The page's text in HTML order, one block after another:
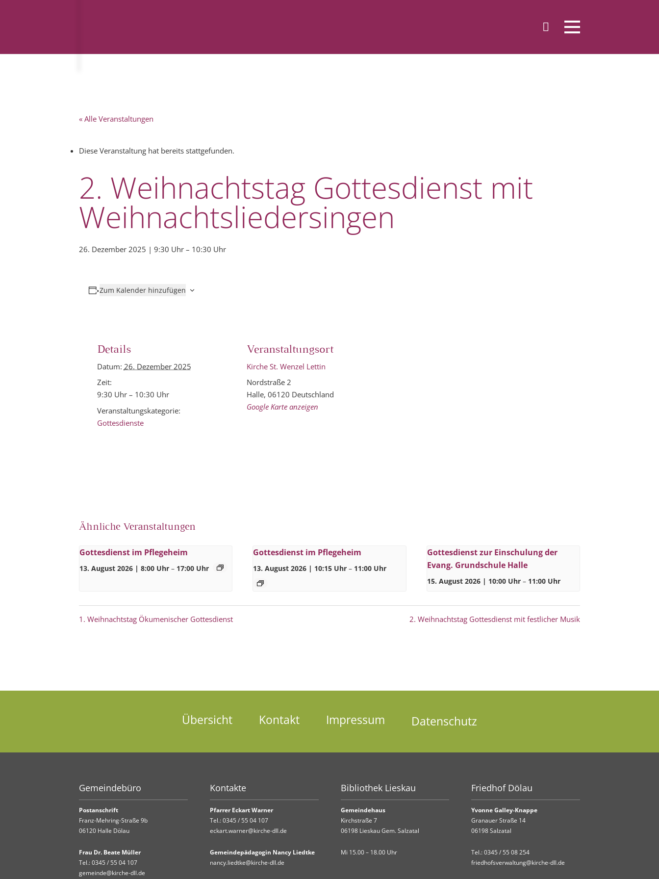
« Alle Veranstaltungen
Diese Veranstaltung hat bereits stattgefunden.
2. Weihnachtstag Gottesdienst mit
Weihnachtsliedersingen
26. Dezember 2025 | 9:30 Uhr – 10:30 Uhr
Zum Kalender hinzufügen
Details
Datum: 26. Dezember 2025
Zeit:
9:30 Uhr – 10:30 Uhr
Veranstaltungskategorie:
Gottesdienste
Veranstaltungsort
Kirche St. Wenzel Lettin
Nordstraße 2
Halle, 06120 Deutschland
Google Karte anzeigen
Ähnliche Veranstaltungen
Gottesdienst im Pflegeheim
13. August 2026 | 8:00 Uhr – 17:00 Uhr
Gottesdienst im Pflegeheim
13. August 2026 | 10:15 Uhr – 11:00 Uhr
Gottesdienst zur Einschulung der
Evang. Grundschule Halle
15. August 2026 | 10:00 Uhr – 11:00 Uhr
1. Weihnachtstag Ökumenischer Gottesdienst 2. Weihnachtstag Gottesdienst mit festlicher Musik
Übersicht Kontakt Impressum Datenschutz
Gemeindebüro
Postanschrift
Franz-Mehring-Straße 9b
06120 Halle Dölau
Frau Dr. Beate Müller
Tel.:0345 / 55 04 107
gemeinde@kirche-dll.de
Kontakte
Pfarrer Eckart Warner
Tel.:0345 / 55 04 107
eckart.warner@kirche-dll.de
Gemeindepädagogin Nancy Liedtke
nancy.liedtke@kirche-dll.de
Bibliothek Lieskau
Gemeindehaus
Kirchstraße 7
06198 Lieskau Gem. Salzatal
Mi 15.00 – 18.00 Uhr
Friedhof Dölau
Yvonne Galley-Knappe
Granauer Straße 14
06198 Salzatal
Tel.:0345 / 55 08 254
friedhofsverwaltung@kirche-dll.de